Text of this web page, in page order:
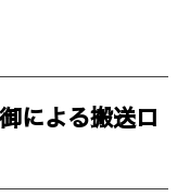
による搬送ロ